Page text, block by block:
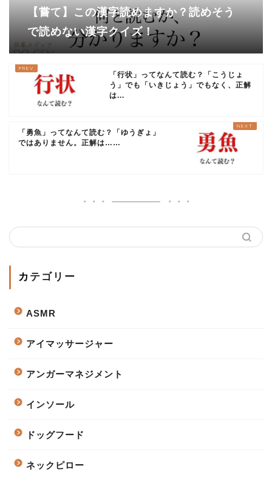
【嘗て】この漢字読めますか？読めそう
で読めない漢字クイズ！
「行状」ってなんて読む？「こうじょ
う」でも「いきじょう」でもなく、正解
は...
「勇魚」ってなんて読む？「ゆうぎょ」
ではありません。正解は……
カテゴリー
ASMR
アイマッサージャー
アンガーマネジメント
インソール
ドッグフード
ネックピロー